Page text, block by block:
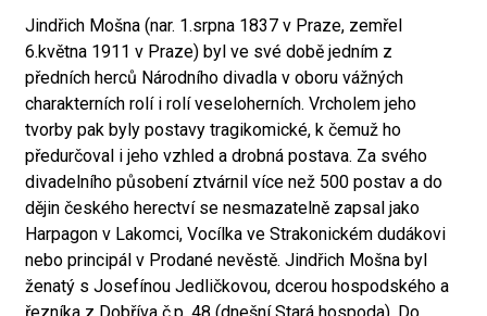
Jindřich Mošna (nar. 1.srpna 1837 v Praze, zemřel
6.května 1911 v Praze) byl ve své době jedním z
předních herců Národního divadla v oboru vážných
charakterních rolí i rolí veseloherních. Vrcholem jeho
tvorby pak byly postavy tragikomické, k čemuž ho
předurčoval i jeho vzhled a drobná postava. Za svého
divadelního působení ztvárnil více než 500 postav a do
dějin českého herectví se nesmazatelně zapsal jako
Harpagon v Lakomci, Vocílka ve Strakonickém dudákovi
nebo principál v Prodané nevěstě. Jindřich Mošna byl
ženatý s Josefínou Jedličkovou, dcerou hospodského a